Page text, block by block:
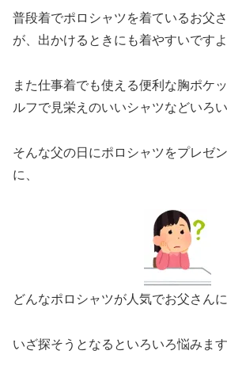
普段着でポロシャツを着ているお父
が、出かけるときにも着やすいですよ
また仕事着でも使える便利な胸ポケ
ルフで見栄えのいいシャツなどいろい
そんな父の日にポロシャツをプレゼ
に、
どんなポロシャツが人気でお父さん
いざ探そうとなるといろいろ悩みます